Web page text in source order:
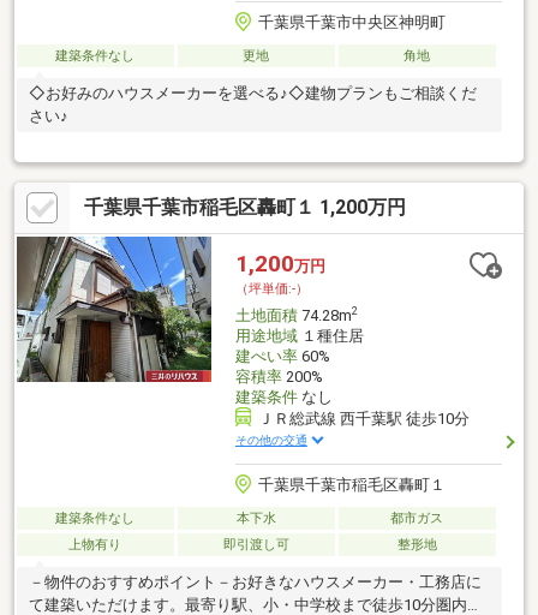
千葉県千葉市中央区神明町
建築条件なし 更地 角地
◇お好みのハウスメーカーを選べる♪◇建物プランもご相談くだ
さい♪
千葉県千葉市稲毛区轟町１ 1,200万円
1,200万円
（坪単価:-）
土地面積74.28m2
用途地域１種住居
建ぺい率60%
容積率200%
建築条件なし
ＪＲ総武線 西千葉駅 徒歩10分
その他の交通
千葉県千葉市稲毛区轟町１
建築条件なし 本下水
都市ガス
上物有り
即引渡し可 整形地
－物件のおすすめポイント－お好きなハウスメーカー・工務店に
て建築いただけます。最寄り駅、小・中学校まで徒歩10分圏内の